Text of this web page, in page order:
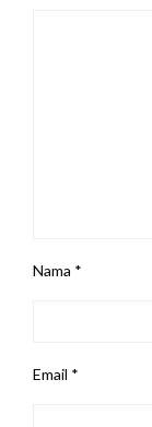
Nama *
Email *